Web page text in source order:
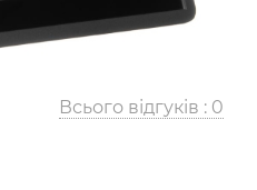
Всього відгуків : 0